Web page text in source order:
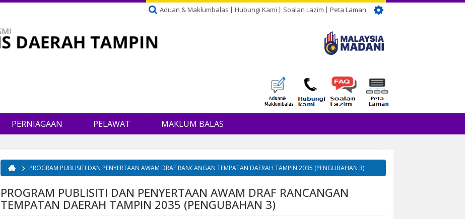
Aduan & Maklumbalas Hubungi Kami Soalan Lazim Peta Laman
PERNIAGAAN PELAWAT MAKLUM BALAS
Anda di sini
PROGRAM PUBLISITI DAN PENYERTAAN AWAM DRAF RANCANGAN TEMPATAN DAERAH TAMPIN 2035 (PENGUBAHAN 3)
PROGRAM PUBLISITI DAN PENYERTAAN AWAM DRAF RANCANGAN
TEMPATAN DAERAH TAMPIN 2035 (PENGUBAHAN 3)